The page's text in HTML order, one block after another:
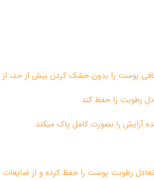
رطوبت را حفظ کند.
آرایش را بصورت کامل پاک میکند.
تعادل رطوبت پوست را حفظ کرده و از